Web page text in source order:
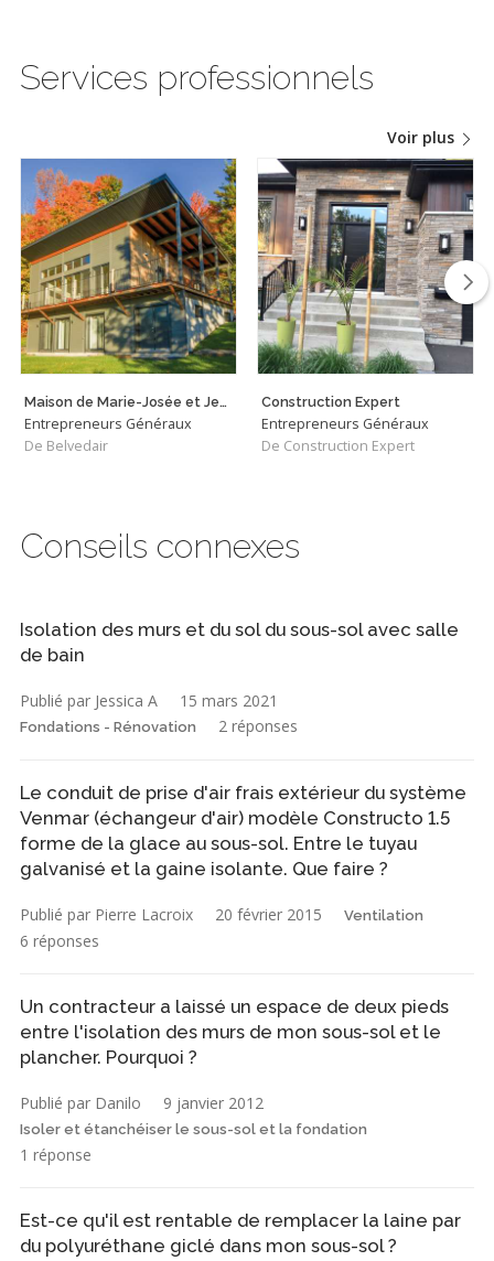
Services professionnels
Voir plus
Maison de Marie-Josée et Jean
Entrepreneurs Généraux
De Belvedair
Construction Expert
Entrepreneurs Généraux
De Construction Expert
Conseils connexes
Isolation des murs et du sol du sous-sol avec salle
de bain
Publié par Jessica A 15 mars 2021
Fondations - Rénovation 2 réponses
Le conduit de prise d'air frais extérieur du système
Venmar (échangeur d'air) modèle Constructo 1.5
forme de la glace au sous-sol. Entre le tuyau
galvanisé et la gaine isolante. Que faire ?
Publié par Pierre Lacroix 20 février 2015 Ventilation
6 réponses
Un contracteur a laissé un espace de deux pieds
entre l'isolation des murs de mon sous-sol et le
plancher. Pourquoi ?
Publié par Danilo 9 janvier 2012
Isoler et étanchéiser le sous-sol et la fondation
1 réponse
Est-ce qu'il est rentable de remplacer la laine par
du polyuréthane giclé dans mon sous-sol ?